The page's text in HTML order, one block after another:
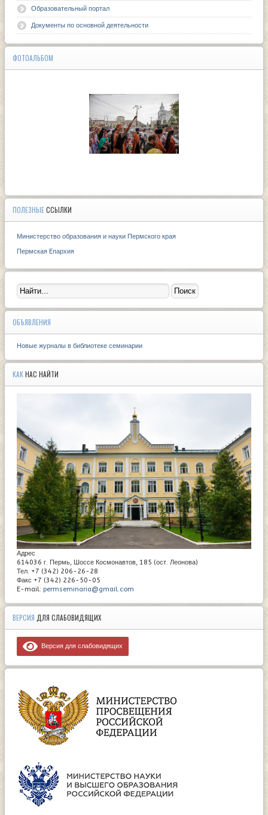
Образовательный портал
Документы по основной деятельности
ФОТОАЛЬБОМ
ПОЛЕЗНЫЕССЫЛКИ
Министерство образования и науки Пермского края
Пермская Eпархия
ОБЪЯВЛЕНИЯ
Новые журналы в библиотеке семинарии
КАКНАС НАЙТИ
Адрес
614036 г. Пермь, Шоссе Космонавтов, 185 (ост. Леонова)
Тел. +7 (342) 206-26-28
Факс +7 (342) 226-50-05
E-mail: permseminaria@gmail.com
ВЕРСИЯ ДЛЯ СЛАБОВИДЯЩИХ
Версия для слабовидящих